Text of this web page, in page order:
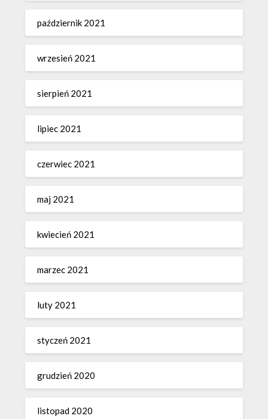
październik 2021
wrzesień 2021
sierpień 2021
lipiec 2021
czerwiec 2021
maj 2021
kwiecień 2021
marzec 2021
luty 2021
styczeń 2021
grudzień 2020
listopad 2020